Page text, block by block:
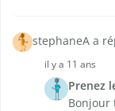
stephaneA a
il y a 11 ans
Prenez
Bonjour